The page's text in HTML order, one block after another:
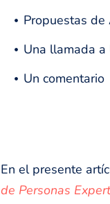
Propuestas de
Una llamada a
Un comentario
En el presente
de Personas